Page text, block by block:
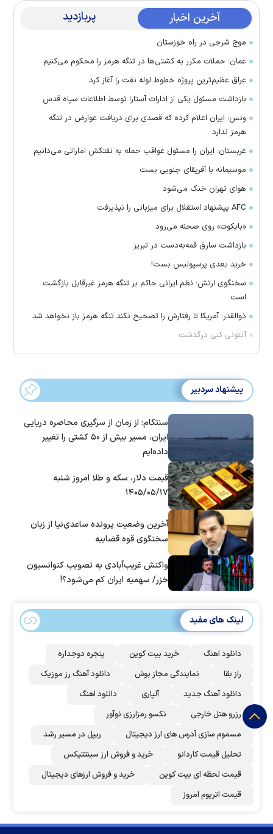
آخرین اخبار پربازدید
موج شرجی در راه خوزستان
عمان: حملات مکرر به کشتی‌ها در تنگه هرمز را محکوم می‌کنیم
عراق عظیم‌ترین پروژه خطوط لوله نفت را آغاز کرد
بازداشت مسئول یکی از ادارات آستارا توسط اطلاعات سپاه قدس
ونس: ایران اعلام کرده که قصدی برای دریافت عوارض در تنگه
هرمز ندارد
عربستان: ایران را مسئول عواقب حمله به نفتکش اماراتی می‌دانیم
موسیمانه با آفریقای جنوبی بست
هوای تهران خنک می‌شود
AFC پیشنهاد استقلال برای میزبانی را نپذیرفت
«بایکوت» روی صحنه می‌رود
بازداشت سارق قمه‌به‌دست در تبریز
خرید بعدی پرسپولیس بست!
سخنگوی ارتش: نظم ایرانی حاکم بر تنگه هرمز غیرقابل بازگشت
است
ذوالقدر: آمریکا تا رفتارش را تصحیح نکند تنگه هرمز باز نخواهد شد
آنتونی کنی درگذشت
پیشنهاد سردبیر
سنتکام: از زمان از سرگیری محاصره دریایی
ایران، مسیر بیش از ۵۰ کشتی را تغییر
داده‌ایم
قیمت دلار، سکه و طلا امروز شنبه
۱۴۰۵/۰۵/۱۷
آخرین وضعیت پرونده ساعدی‌نیا از زبان
سخنگوی قوه قضاییه
واکنش غریب‌آبادی به تصویب کنوانسیون
خزر/ سهمیه ایران کم می‌شود؟!
لینک های مفید
دانلود اهنگ خرید بیت کوین
پنجره دوجداره
راز بقا
نمایندگی مجاز بوش
دانلود آهنگ رز‌ موزیک
دانلود آهنگ جدید
آلپاری
دانلود اهنگ
رزرو هتل خارجی
نکسو رمزارزی نوآور
مسموم سازی آدرس های ارز دیجیتال
ریپل در مسیر رشد
تحلیل قیمت کاردانو
خرید و فروش ارز سینتتیکس
قیمت لحظه ای بیت کوین
خرید و فروش ارزهای دیجیتال
قیمت اتریوم امروز